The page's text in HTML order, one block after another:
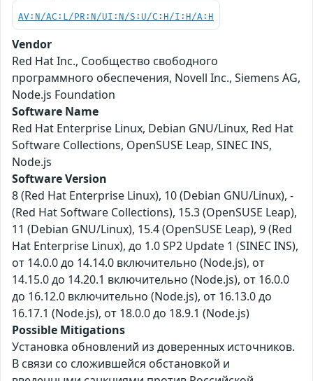
AV:N/AC:L/PR:N/UI:N/S:U/C:H/I:H/A:H
Vendor
Red Hat Inc., Сообщество свободного
программного обеспечения, Novell Inc., Siemens AG,
Node.js Foundation
Software Name
Red Hat Enterprise Linux, Debian GNU/Linux, Red Hat
Software Collections, OpenSUSE Leap, SINEC INS,
Node.js
Software Version
8 (Red Hat Enterprise Linux), 10 (Debian GNU/Linux), -
(Red Hat Software Collections), 15.3 (OpenSUSE Leap),
11 (Debian GNU/Linux), 15.4 (OpenSUSE Leap), 9 (Red
Hat Enterprise Linux), до 1.0 SP2 Update 1 (SINEC INS),
от 14.0.0 до 14.14.0 включительно (Node.js), от
14.15.0 до 14.20.1 включительно (Node.js), от 16.0.0
до 16.12.0 включительно (Node.js), от 16.13.0 до
16.17.1 (Node.js), от 18.0.0 до 18.9.1 (Node.js)
Possible Mitigations
Установка обновлений из доверенных источников.
В связи со сложившейся обстановкой и